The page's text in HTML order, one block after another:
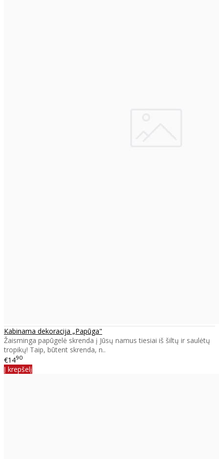
Kabinama dekoracija „Papūga"
Žaisminga papūgelė skrenda į Jūsų namus tiesiai iš šiltų ir saulėtų
tropikų! Taip, būtent skrenda, n..
€1490
Į krepšelį